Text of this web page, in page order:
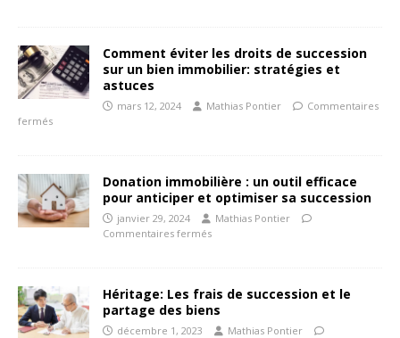
Comment éviter les droits de succession
sur un bien immobilier: stratégies et
astuces
mars 12, 2024 Mathias Pontier
Commentaires
fermés
Donation immobilière : un outil efficace
pour anticiper et optimiser sa succession
janvier 29, 2024
Mathias Pontier
Commentaires fermés
Héritage: Les frais de succession et le
partage des biens
décembre 1, 2023
Mathias Pontier